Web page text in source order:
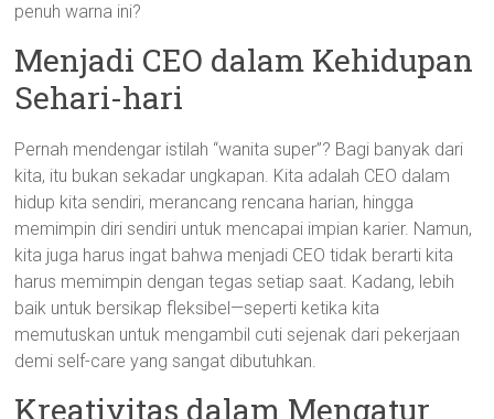
penuh warna ini?
Menjadi CEO dalam Kehidupan
Sehari-hari
Pernah mendengar istilah “wanita super”? Bagi banyak dari
kita, itu bukan sekadar ungkapan. Kita adalah CEO dalam
hidup kita sendiri, merancang rencana harian, hingga
memimpin diri sendiri untuk mencapai impian karier. Namun,
kita juga harus ingat bahwa menjadi CEO tidak berarti kita
harus memimpin dengan tegas setiap saat. Kadang, lebih
baik untuk bersikap fleksibel—seperti ketika kita
memutuskan untuk mengambil cuti sejenak dari pekerjaan
demi self-care yang sangat dibutuhkan.
Kreativitas dalam Mengatur